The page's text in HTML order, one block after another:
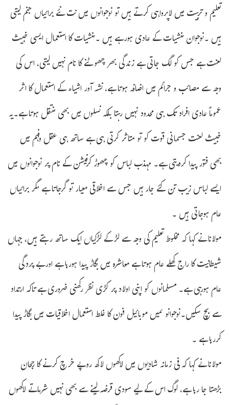
تعلیم و تربیت میں لاپرواہی کرتے ہیں تو نوجوانوں میں نت نئے برائیاں جنم لیتی
ہیں ۔نوجوان منشیات کے عادی ہورہے ہیں ۔منشیات کا استعمال ایسی خبیث
لعنت ہے جس کو لگ جاتی ہے زندگی بھر چھوٹنے کا نام نہیں لیتی، اس کی
وجہ سے مصائب و جرائم میں اضافہ ہوتا ہے، نشہ آور اشیاء کے استعمال کا اثر
عموماً عادی افراد تک ہی محدود نہیں رہتا بلکہ نسلوں میں بھی منتقل ہوتا ہے۔یہ
خبیث لعنت جسمانی قوت کو تو متاثر کرتی ہی ہے ساتھ ہی عقل وفہم میں
بھی فتور پیدا کردیتی ہے۔ مہذب لباس کو چھوڑ کرفیشن کے نام پر نوجوانوں میں
ایسے لباس زیب تن کئے جارہیں جس سے اخلاقی معیار تو گرجاتا ہے مگر برائیاں
عام ہوجاتی ہیں ۔
مولانا نے کہا کہ مخلوط تعلیم کی وجہ سے لڑکے لڑکیاں ایک ساتھ رہتے ہیں، جہاں
شیطانیت کا راج کھلے عام ہوتا ہے معاشرہ میں بگاڑ پیدا ہورہا ہے اوربے پردگی
عام ہورہی ہے۔ مسلمانوں کو اپنی اولاد پر کڑی نظر رکھنی ضروری ہے تاکہ ارتداد
سے بچ سکیں۔نوجوانو ںمیں موبائیل فون کا غلط استعمال اخلاقیات میں بگاڑ پیدا
کررہا ہے ۔
مولانا نے کہا کہ فی زمانہ شادیوں میں لاکھوں لاکھ روپے خرچ کرنے کا رجحان
بڑھتا جا رہا ہے، لوگ اس کے لیے سودی قرضہ لینے سے بھی نہیں شرماتے لاکھوں